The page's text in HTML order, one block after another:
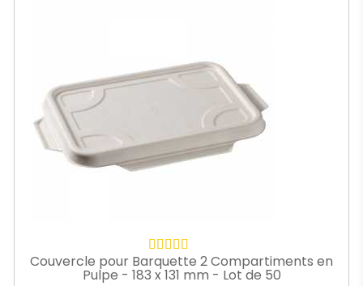
Couvercle pour Barquette 2 Compartiments en
Pulpe - 183 x 131 mm - Lot de 50